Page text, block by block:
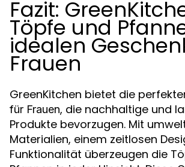
Fazit:
Töpfe und
idealen
Frauen
GreenKitchen bietet die
für Frauen, die nachhaltige und
Produkte bevorzugen. Mit
Materialien, einem zeitlosen
Funktionalität überzeugen die